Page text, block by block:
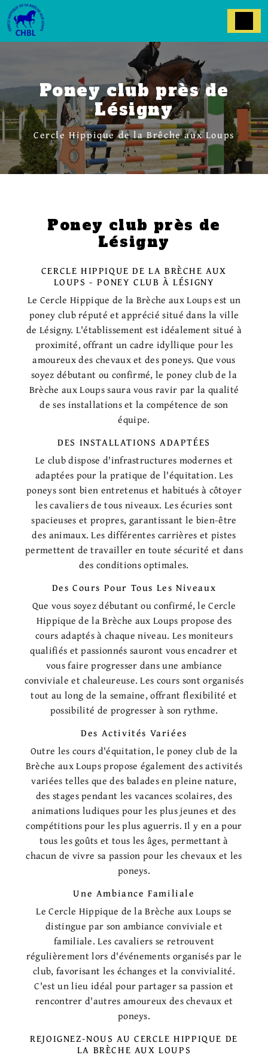
Poney club près de
Lésigny
Cercle Hippique de la Brêche aux Loups
Poney club près de
Lésigny
CERCLE HIPPIQUE DE LA BRÈCHE AUX
LOUPS - PONEY CLUB À LÉSIGNY
Le Cercle Hippique de la Brèche aux Loups est un
poney club réputé et apprécié situé dans la ville
de Lésigny. L'établissement est idéalement situé à
proximité, offrant un cadre idyllique pour les
amoureux des chevaux et des poneys. Que vous
soyez débutant ou confirmé, le poney club de la
Brèche aux Loups saura vous ravir par la qualité
de ses installations et la compétence de son
équipe.
DES INSTALLATIONS ADAPTÉES
Le club dispose d'infrastructures modernes et
adaptées pour la pratique de l'équitation. Les
poneys sont bien entretenus et habitués à côtoyer
les cavaliers de tous niveaux. Les écuries sont
spacieuses et propres, garantissant le bien-être
des animaux. Les différentes carrières et pistes
permettent de travailler en toute sécurité et dans
des conditions optimales.
Des Cours Pour Tous Les Niveaux
Que vous soyez débutant ou confirmé, le Cercle
Hippique de la Brèche aux Loups propose des
cours adaptés à chaque niveau. Les moniteurs
qualifiés et passionnés sauront vous encadrer et
vous faire progresser dans une ambiance
conviviale et chaleureuse. Les cours sont organisés
tout au long de la semaine, offrant flexibilité et
possibilité de progresser à son rythme.
Des Activités Variées
Outre les cours d'équitation, le poney club de la
Brèche aux Loups propose également des activités
variées telles que des balades en pleine nature,
des stages pendant les vacances scolaires, des
animations ludiques pour les plus jeunes et des
compétitions pour les plus aguerris. Il y en a pour
tous les goûts et tous les âges, permettant à
chacun de vivre sa passion pour les chevaux et les
poneys.
Une Ambiance Familiale
Le Cercle Hippique de la Brèche aux Loups se
distingue par son ambiance conviviale et
familiale. Les cavaliers se retrouvent
régulièrement lors d'événements organisés par le
club, favorisant les échanges et la convivialité.
C'est un lieu idéal pour partager sa passion et
rencontrer d'autres amoureux des chevaux et
poneys.
REJOIGNEZ-NOUS AU CERCLE HIPPIQUE DE
LA BRÈCHE AUX LOUPS
Panneau de gestion des cookies